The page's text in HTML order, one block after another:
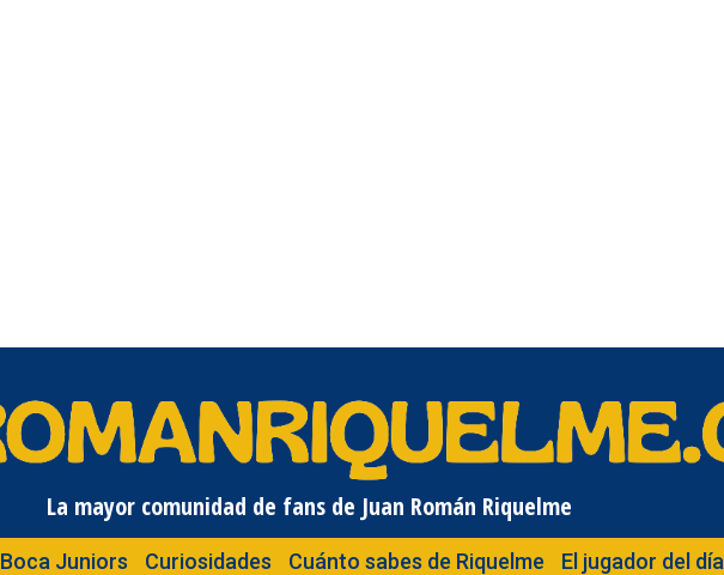
La mayor comunidad de fans de Juan Román Riquelme
Boca Juniors Curiosidades Cuánto sabes de Riquelme El jugador del día